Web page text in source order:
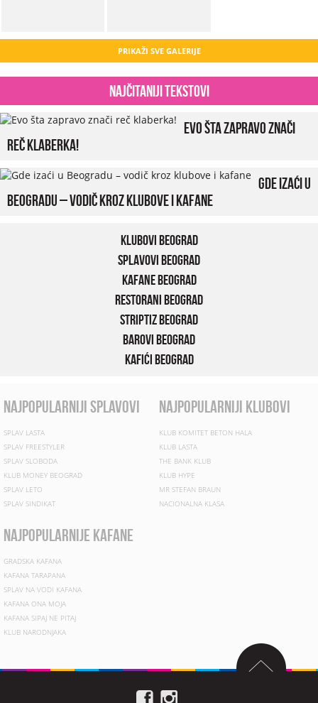
PRIKAŽI SVE GALERIJE
Najčitaniji tekstovi
Evo šta zapravo znači
reč klaberka!
Gde izaći u
Beogradu – vodič kroz klubove i kafane
Klubovi Beograd
Splavovi Beograd
Kafane Beograd
Restorani Beograd
Striptiz Beograd
Barovi Beograd
Kafići Beograd
najpopularniji splavovi
SPLAV LASTA
SPLAV FREESTYLER
SPLAV SLOBODA
KLUB MONEY BEOGRAD
SPLAV LETO
SPLAV SINDIKAT
najpopularniji klubovi
KLUB KOMITET BETON HALA
KLUB LASTA
THE BANK KLUB
KLUB HYPE
MR STEFAN BRAUN
NACIONALNA KLASA
najpopularnije kafane
GRADSKA KAFANA
KAFANA TARAPANA
SPLAV NA VODI KAFANA
KAFANA ONA MOJA
KAFANA SIPAJ NE PITAJ
KLUB NARODNJAKA